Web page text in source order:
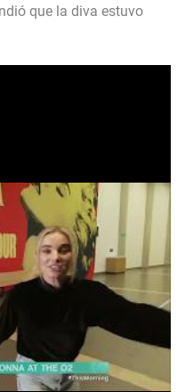
que la diva estuvo